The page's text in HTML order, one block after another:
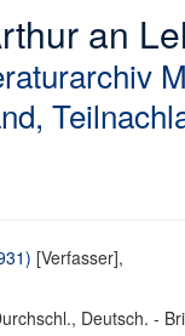
an
[Verfasser],
Deutsch. -